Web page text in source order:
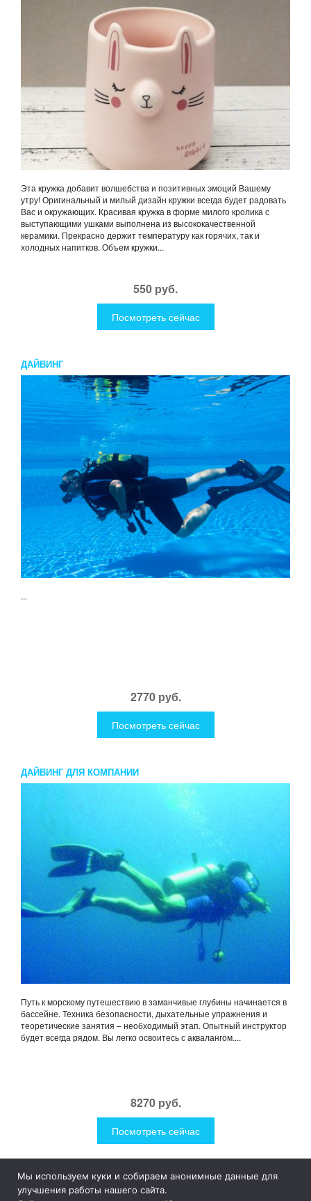
Эта кружка добавит волшебства и позитивных эмоций Вашему
утру! Оригинальный и милый дизайн кружки всегда будет радовать
Вас и окружающих. Красивая кружка в форме милого кролика с
выступающими ушками выполнена из высококачественной
керамики. Прекрасно держит температуру как горячих, так и
холодных напитков. Объем кружки...
550 руб.
Посмотреть сейчас
ДАЙВИНГ
...
2770 руб.
Посмотреть сейчас
ДАЙВИНГ ДЛЯ КОМПАНИИ
Путь к морскому путешествию в заманчивые глубины начинается в
бассейне. Техника безопасности, дыхательные упражнения и
теоретические занятия – необходимый этап. Опытный инструктор
будет всегда рядом. Вы легко освоитесь с аквалангом....
8270 руб.
Посмотреть сейчас
1Like
Мы используем куки и собираем анонимные данные для
улучшения работы нашего сайта.